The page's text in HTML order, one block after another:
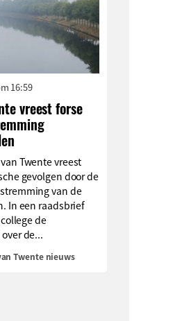
16:59
vreest forse
Twente vreest
gevolgen door de
van de
In een raadsbrief
de
de...
Twente nieuws